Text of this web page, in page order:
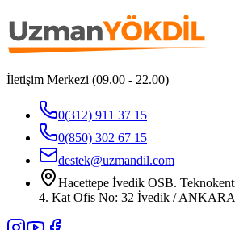
İletişim Merkezi (09.00 - 22.00)
0(312) 911 37 15
0(850) 302 67 15
destek@uzmandil.com
Hacettepe İvedik OSB.
4. Kat Ofis No: 32 İvedik / ANKARA